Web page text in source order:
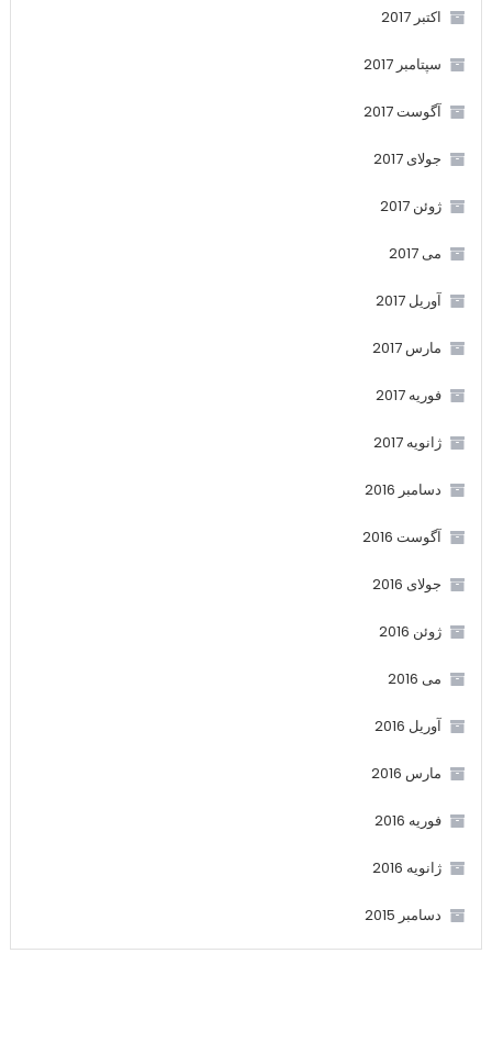
اکتبر 2017
سپتامبر 2017
آگوست 2017
جولای 2017
ژوئن 2017
می 2017
آوریل 2017
مارس 2017
فوریه 2017
ژانویه 2017
دسامبر 2016
آگوست 2016
جولای 2016
ژوئن 2016
می 2016
آوریل 2016
مارس 2016
فوریه 2016
ژانویه 2016
دسامبر 2015